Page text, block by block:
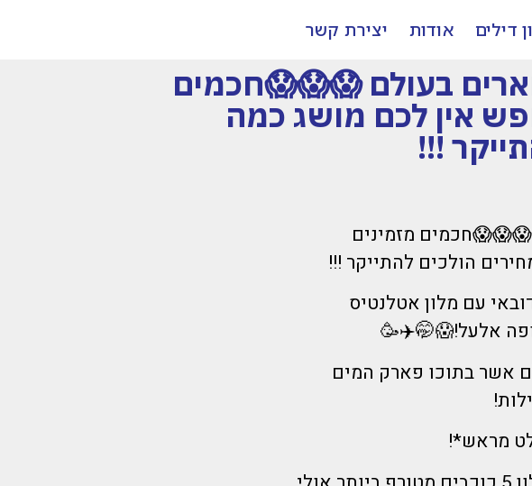
דילים אודות יצירת קשר
בעולם 😱😱😱חכמים
אין לכם מושג כמה
!!!
מזמינים
הולכים להתייקר !!!
עם מלון אטלנטיס
אשר בתוכו פארק המים
מראש*!